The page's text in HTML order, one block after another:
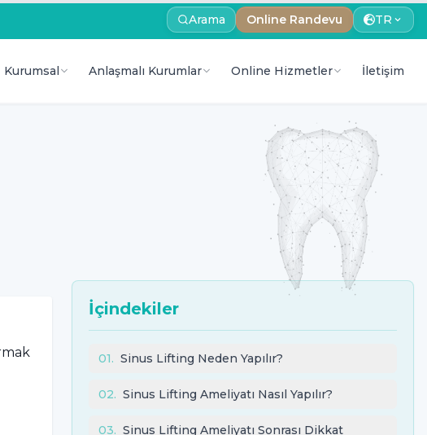
Arama Online Randevu TR
Kurumsal Anlaşmalı Kurumlar Online Hizmetler İletişim
İçindekiler
01. Sinus Lifting Neden Yapılır?
02. Sinus Lifting Ameliyatı Nasıl Yapılır?
03. Sinus Lifting Ameliyatı Sonrası Dikkat